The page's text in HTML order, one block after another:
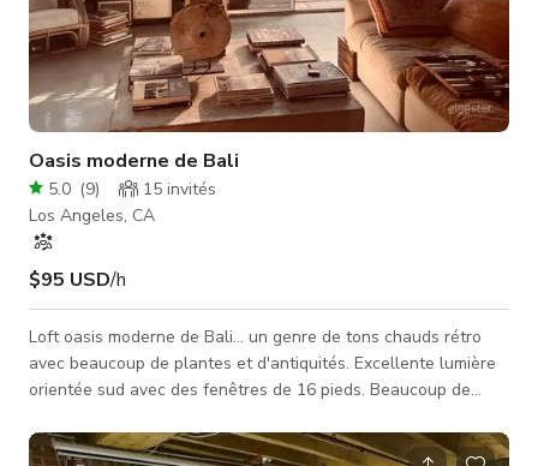
Oasis moderne de Bali
5.0 (9) 15 invités
Los Angeles, CA
$95 USD/h
Loft oasis moderne de Bali... un genre de tons chauds rétro
avec beaucoup de plantes et d'antiquités. Excellente lumière
orientée sud avec des fenêtres de 16 pieds. Beaucoup de